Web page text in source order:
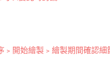
開始繪製﹥繪製期間確認細